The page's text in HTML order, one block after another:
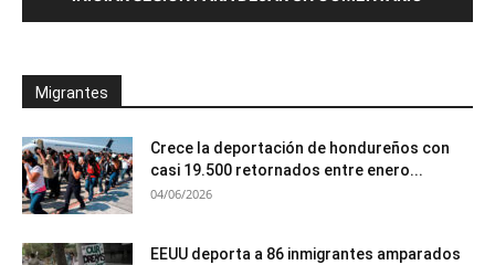
Migrantes
Crece la deportación de hondureños con
casi 19.500 retornados entre enero...
04/06/2026
EEUU deporta a 86 inmigrantes amparados